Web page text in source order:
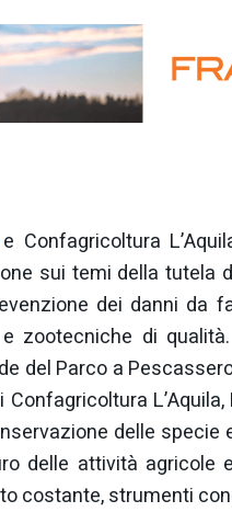
e Confagricoltura
sui temi della tutela
dei danni da
zootecniche di
del Parco a
delle specie
delle attività agricole
costante, strumenti